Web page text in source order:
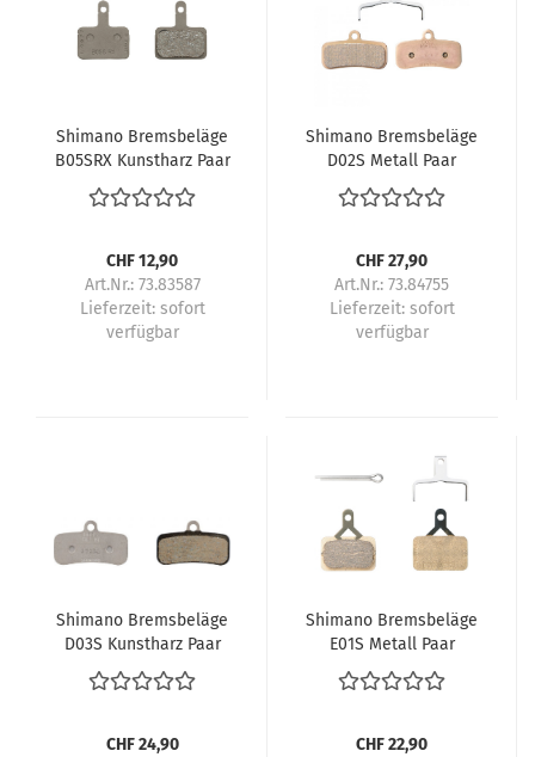
Shimano Bremsbeläge
B05SRX Kunstharz Paar
CHF 12,90
Art.Nr.: 73.83587
Lieferzeit: sofort
verfügbar
Shimano Bremsbeläge
D02S Metall Paar
CHF 27,90
Art.Nr.: 73.84755
Lieferzeit: sofort
verfügbar
Shimano Bremsbeläge
D03S Kunstharz Paar
CHF 24,90
Shimano Bremsbeläge
E01S Metall Paar
CHF 22,90